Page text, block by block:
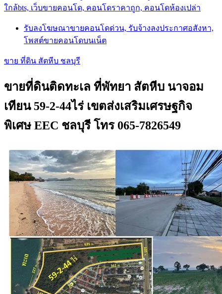
ใกล้bts, เว็บขายคอนโด, คอนโดราคาถูก, คอนโดห้องเปล่า
รับลงโฆษณาขายคอนโดด่วน, รับจ้างลงประกาศอสังหา,
โพสต์ขายคอนโดบนเน็ต
ขาย ที่ดิน สัตหีบ ชลบุรี
ขายที่ดินติดทะเล ที่พัทยา สัตหีบ นาจอม
เทียน 59-2-44ไร่ เขตส่งเสริมเศรษฐกิจ
พิเศษ EEC ชลบุรี โทร 065-7826549